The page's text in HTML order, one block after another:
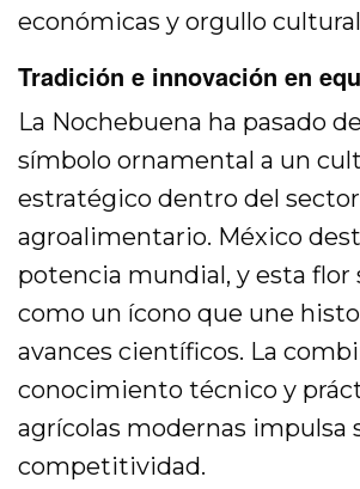
económicas y orgullo
Tradición e innovación en
La Nochebuena ha pasado
símbolo ornamental a un
estratégico dentro del sector
agroalimentario. México
potencia mundial, y esta flor
como un ícono que une
avances científicos. La
conocimiento técnico y
agrícolas modernas impulsa
competitividad.